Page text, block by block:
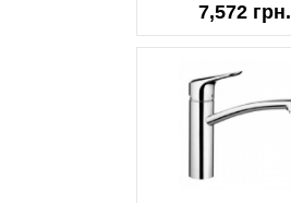
7,572 грн.